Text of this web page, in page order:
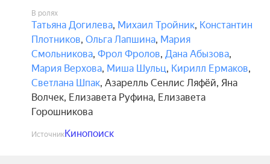
В ролях
Татьяна Догилева, Михаил Тройник, Константин
Плотников, Ольга Лапшина, Мария
Смольникова, Фрол Фролов, Дана Абызова,
Мария Верхова, Миша Шульц, Кирилл Ермаков,
Светлана Шпак, Азарелль Сенлис Ляфёй, Яна
Волчек, Елизавета Руфина, Елизавета
Горошникова
ИсточникКинопоиск